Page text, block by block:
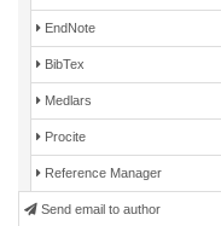
EndNote
BibTex
Medlars
Procite
Reference Manager
Send email to author